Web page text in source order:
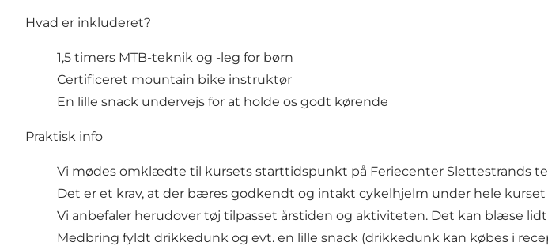
Hvad er inkluderet?
1,5 timers MTB-teknik og -leg for børn
Certificeret mountain bike instruktør
En lille snack undervejs for at holde os godt kørende
Praktisk info
Vi mødes omklædte til kursets starttidspunkt på Feriecenter Slettestrands
Det er et krav, at der bæres godkendt og intakt cykelhjelm under hele
Vi anbefaler herudover tøj tilpasset årstiden og aktiviteten. Det kan blæse
Medbring fyldt drikkedunk og evt. en lille snack (drikkedunk kan købes i